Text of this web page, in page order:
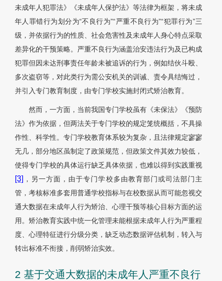
未成年人犯罪法》《未成年人保护法》等法律为框架，将未成
年人罪错行为划分为“不良行为”“严重不良行为”“犯罪行为”三
级，并依据行为的性质、社会危害性及未成年人身心特点采取
差异化的干预策略。严重不良行为涵盖治安违法行为及已构成
犯罪但因未达刑事责任年龄未被追诉的行为，例如结伙斗殴、
多次盗窃等，对此类行为需公安机关的训诫、责令具结悔过，
并引入专门教育制度，由专门学校实施封闭式矫治教育。
然而，一方面，当前我国专门学校虽有《未保法》《预防
法》作为依据，但两法关于专门学校的规定笼统概括，不具操
作性、科学性。专门学校教育体系较为复杂，且法律规定寥寥
无几，部分地区虽制定了政策规范，但政策文件其效力较低，
使得专门学校的具体运行缺乏具体依据，也难以得到实践重视
[3] ，另一方面，由于专门学校多由教育部门或司法部门主
管，考核标准多套用普通学校指标与在校数据从而可能忽视交
通大数据在未成年人行为矫治、心理干预等核心目标方面的运
用。矫治教育实践中统一化管理未能根据未成年人行为严重程
度、心理特征进行分级分类，缺乏动态数据评估机制，转入与
转出标准不衔接，削弱矫治实效。
2 基于交通大数据的未成年人严重不良行